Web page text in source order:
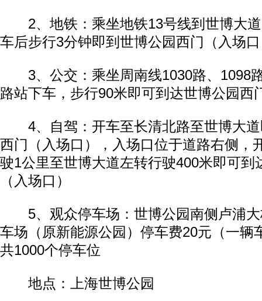
2、地铁：乘坐地铁13号线到世博大道
车后步行3分钟即到世博公园西门（入场
3、公交：乘坐周南线1030路、1098
路站下车，步行90米即可到达世博公园西
4、自驾：开车至长清北路至世博大道
西门（入场口），入场口位于道路右侧，
驶1公里至世博大道左转行驶400米即可到
（入场口）
5、观众停车场：世博公园南侧卢浦大
车场（原新能源公园）停车费20元（一辆
共1000个停车位
地点：上海世博公园